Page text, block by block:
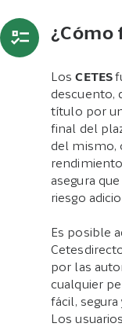
¿Cómo
LosCETES
descuento,
título por
final del
del mismo,
asegura
riesgo
Es posible
por las
cualquier
fácil,
Los